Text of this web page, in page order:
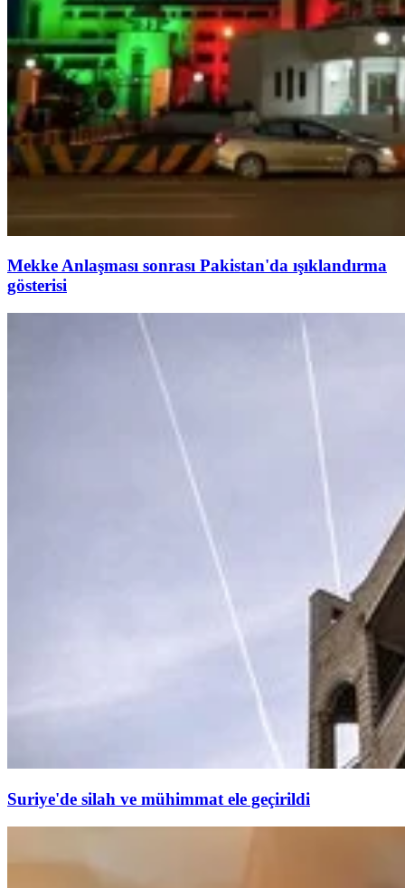
Mekke Anlaşması sonrası Pakistan'da ışıklandırma
gösterisi
Suriye'de silah ve mühimmat ele geçirildi